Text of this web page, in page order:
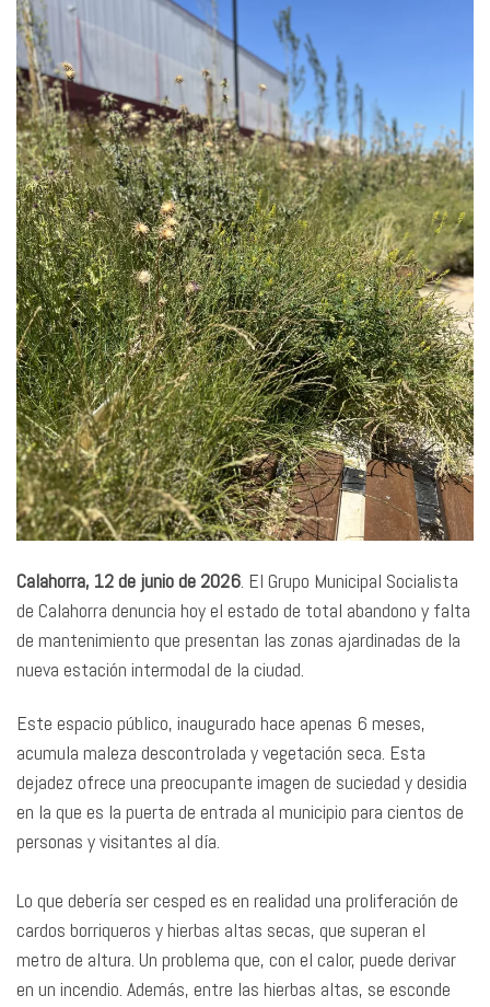
Calahorra, 12 de junio de 2026. El Grupo Municipal Socialista
de Calahorra denuncia hoy el estado de total abandono y falta
de mantenimiento que presentan las zonas ajardinadas de la
nueva estación intermodal de la ciudad.
Este espacio público, inaugurado hace apenas 6 meses,
acumula maleza descontrolada y vegetación seca. Esta
dejadez ofrece una preocupante imagen de suciedad y desidia
en la que es la puerta de entrada al municipio para cientos de
personas y visitantes al día.
Lo que debería ser cesped es en realidad una proliferación de
cardos borriqueros y hierbas altas secas, que superan el
metro de altura. Un problema que, con el calor, puede derivar
en un incendio. Además, entre las hierbas altas, se esconde